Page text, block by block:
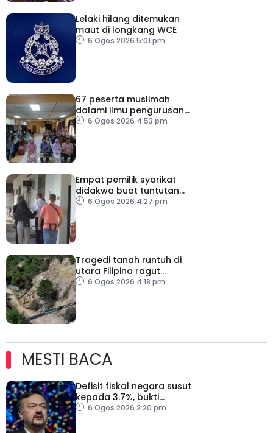
Lelaki hilang ditemukan
maut di longkang WCE
6 Ogos 2026 5:01 pm
67 peserta muslimah
dalami ilmu pengurusan
jenazah
6 Ogos 2026 4:53 pm
Empat pemilik syarikat
didakwa buat tuntutan
palsu PERKESO
6 Ogos 2026 4:27 pm
Tragedi tanah runtuh di
utara Filipina ragut
empat nyawa
6 Ogos 2026 4:18 pm
MESTI BACA
Defisit fiskal negara susut
kepada 3.7%, bukti
keyakinan pelabur masih
6 Ogos 2026 2:20 pm